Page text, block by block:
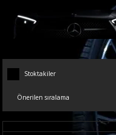
Stoktakiler